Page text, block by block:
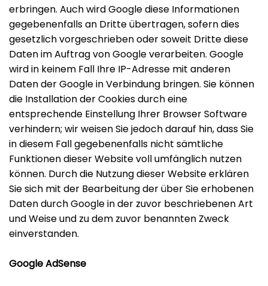
erbringen. Auch wird Google diese Informationen
gegebenenfalls an Dritte übertragen, sofern dies
gesetzlich vorgeschrieben oder soweit Dritte diese
Daten im Auftrag von Google verarbeiten. Google
wird in keinem Fall Ihre IP-Adresse mit anderen
Daten der Google in Verbindung bringen. Sie können
die Installation der Cookies durch eine
entsprechende Einstellung Ihrer Browser Software
verhindern; wir weisen Sie jedoch darauf hin, dass Sie
in diesem Fall gegebenenfalls nicht sämtliche
Funktionen dieser Website voll umfänglich nutzen
können. Durch die Nutzung dieser Website erklären
Sie sich mit der Bearbeitung der über Sie erhobenen
Daten durch Google in der zuvor beschriebenen Art
und Weise und zu dem zuvor benannten Zweck
einverstanden.
Google AdSense